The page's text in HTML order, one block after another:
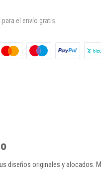
para el envío gratis
diseños originales y alocados.